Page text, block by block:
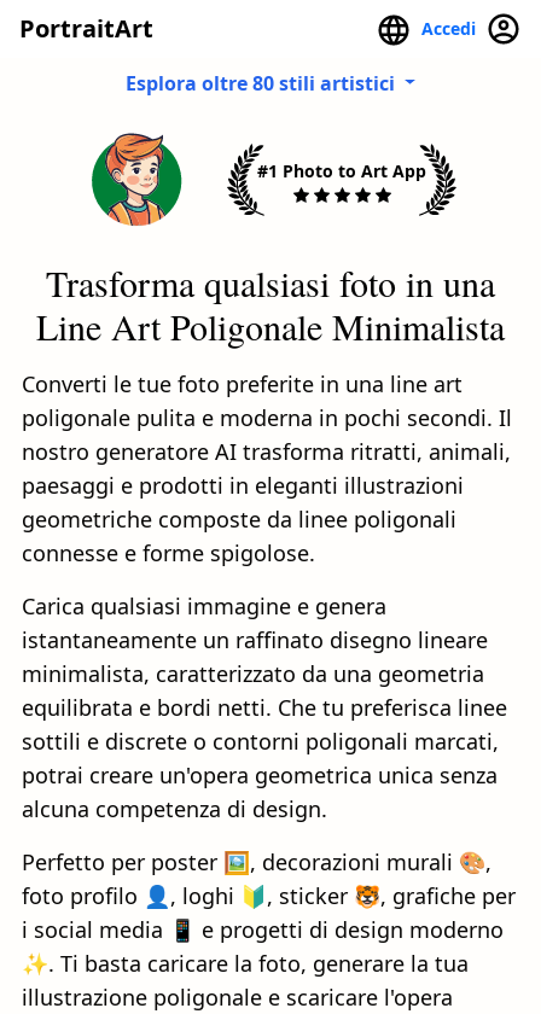
PortraitArt Accedi
Esplora oltre 80 stili artistici
#1 Photo to Art App
Trasforma qualsiasi foto in una
Line Art Poligonale Minimalista
Converti le tue foto preferite in una line art
poligonale pulita e moderna in pochi secondi. Il
nostro generatore AI trasforma ritratti, animali,
paesaggi e prodotti in eleganti illustrazioni
geometriche composte da linee poligonali
connesse e forme spigolose.
Carica qualsiasi immagine e genera
istantaneamente un raffinato disegno lineare
minimalista, caratterizzato da una geometria
equilibrata e bordi netti. Che tu preferisca linee
sottili e discrete o contorni poligonali marcati,
potrai creare un'opera geometrica unica senza
alcuna competenza di design.
Perfetto per poster 🖼️, decorazioni murali 🎨,
foto profilo 👤, loghi 🔰, sticker 🐯, grafiche per
i social media 📱 e progetti di design moderno
✨. Ti basta caricare la foto, generare la tua
illustrazione poligonale e scaricare l'opera